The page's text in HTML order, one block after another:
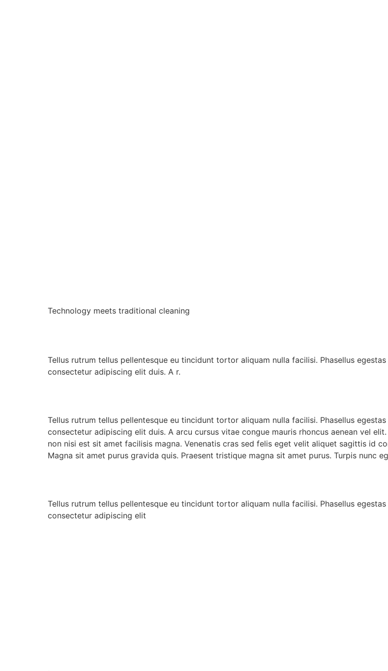
Technology meets traditional cleaning
Tellus rutrum tellus pellentesque eu tincidunt tortor aliquam nulla facilisi. Phasellus
consectetur adipiscing elit duis. A r.
Tellus rutrum tellus pellentesque eu tincidunt tortor aliquam nulla facilisi. Phasellus
consectetur adipiscing elit duis. A arcu cursus vitae congue mauris rhoncus aenean vel
non nisi est sit amet facilisis magna. Venenatis cras sed felis eget velit aliquet sagittis id
Magna sit amet purus gravida quis. Praesent tristique magna sit amet purus. Turpis nunc
Tellus rutrum tellus pellentesque eu tincidunt tortor aliquam nulla facilisi. Phasellus
consectetur adipiscing elit